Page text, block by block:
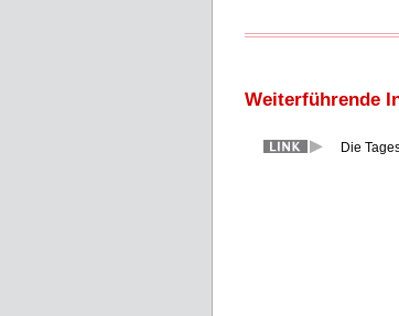
Weiterführende
Die